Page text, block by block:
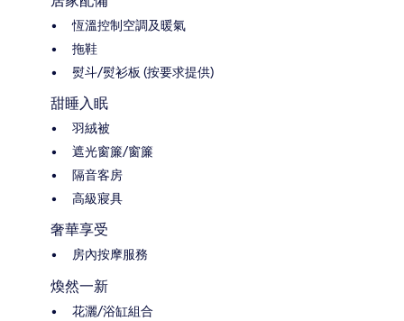
恆溫控制空調及暖氣
拖鞋
熨斗/熨衫板 (按要求提供)
甜睡入眠
羽絨被
遮光窗簾/窗簾
隔音客房
高級寢具
奢華享受
房內按摩服務
煥然一新
花灑/浴缸組合